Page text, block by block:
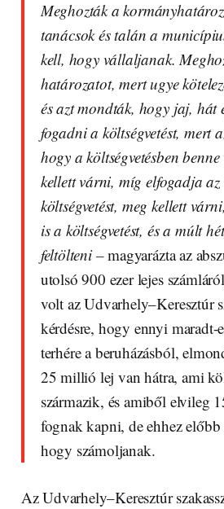
Meghozták a
tanácsok és talán a
kell, hogy vállaljanak.
határozatot, mert ugye
és azt mondták, hogy jaj, hát
fogadni a költségvetést, mert
hogy a költségvetésben
kellett várni, míg elfogadja az
költségvetést, meg kellett
is a költségvetést, és a múlt
feltölteni –magyarázta az
utolsó 900 ezer lejes
volt az Udvarhely–Keresztúr
kérdésre, hogy ennyi maradt-
terhére a beruházásból,
25 millió lej van hátra, ami
származik, és amiből elvileg
fognak kapni, de ehhez
hogy számoljanak.
Az Udvarhely–Keresztúr